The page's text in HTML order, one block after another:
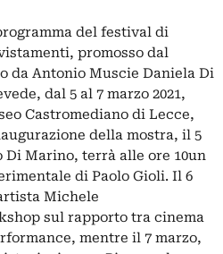
del festival di
promosso dal
da Antonio Muscie Daniela Di
dal 5 al 7 marzo 2021,
Castromediano di Lecce,
della mostra, il 5
Marino, terrà alle ore 10un
di Paolo Gioli. Il 6
Michele
sul rapporto tra cinema
mentre il 7 marzo,